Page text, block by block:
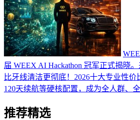
届 WEEX AI Hackathon 冠军正式揭晓
比牙线清洁更彻底！2026十大专业性
120天续航等硬核配置，成为全人群、
推荐精选